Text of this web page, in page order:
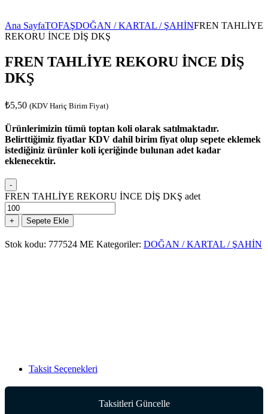
Ana SayfaTOFAŞDOĞAN / KARTAL / ŞAHİNFREN TAHLİYE
REKORU İNCE DİŞ DKŞ
FREN TAHLİYE REKORU İNCE DİŞ
DKŞ
₺5,50 (KDV Hariç Birim Fiyat)
Ürünlerimizin tümü toptan koli olarak satılmaktadır.
Belirttiğimiz fiyatlar KDV dahil birim fiyat olup sepete eklemek
istediğiniz ürünler koli içeriğinde bulunan adet kadar
eklenecektir.
-
FREN TAHLİYE REKORU İNCE DİŞ DKŞ adet
+ Sepete Ekle
Stok kodu: 777524 ME Kategoriler: DOĞAN / KARTAL / ŞAHİN
Taksit Seçenekleri
Taksitleri Güncelle